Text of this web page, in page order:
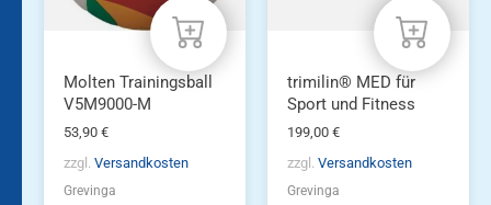
Molten Trainingsball
V5M9000-M
53,90 €
zzgl. Versandkosten
Grevinga
trimilin® MED für
Sport und Fitness
199,00 €
zzgl. Versandkosten
Grevinga